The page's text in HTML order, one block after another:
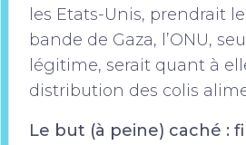
les Etats-Unis, prendrait
bande de Gaza, l’ONU,
légitime, serait quant à
distribution des colis
Le but (à peine) caché :